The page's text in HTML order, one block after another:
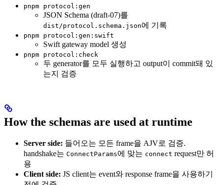
pnpm protocol:gen
JSON Schema (draft-07)를
dist/protocol.schema.json에 기록
pnpm protocol:gen:swift
Swift gateway model 생성
pnpm protocol:check
두 generator를 모두 실행하고 output이 commit돼 있
는지 검증
How the schemas are used at runtime
Server side: 들어오는 모든 frame을 AJV로 검증.
handshake는 ConnectParams에 맞는 connect request만 허
용
Client side: JS client는 event와 response frame을 사용하기